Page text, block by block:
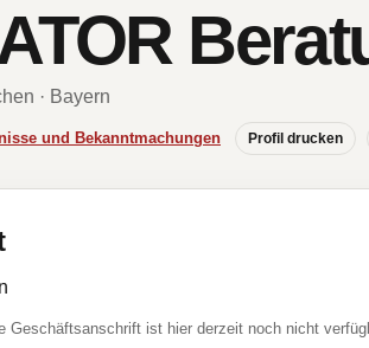
· Bayern
und Bekanntmachungen Profil drucken
Geschäftsanschrift ist hier derzeit noch nicht